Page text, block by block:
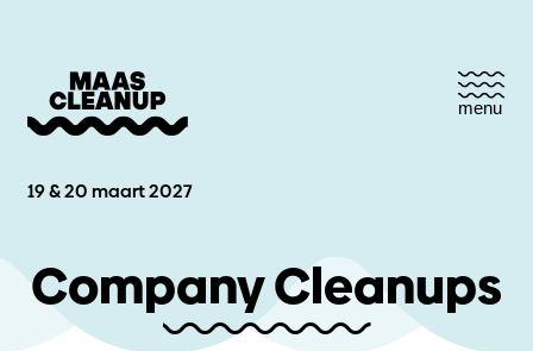
menu
19 & 20 maart 2027
Company Cleanups